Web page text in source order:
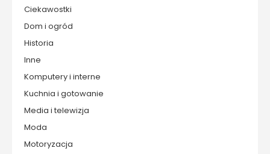
Ciekawostki
Dom i ogród
Historia
Inne
Komputery i interne
Kuchnia i gotowanie
Media i telewizja
Moda
Motoryzacja